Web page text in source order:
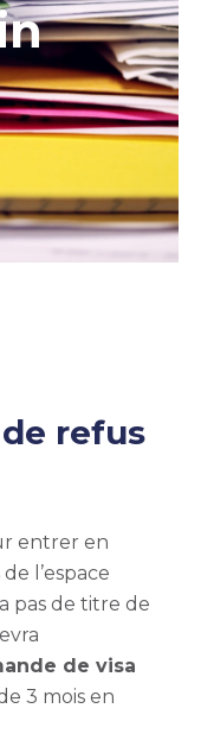
refus
entrer en
l’espace
pas de titre de
de visa
3 mois en